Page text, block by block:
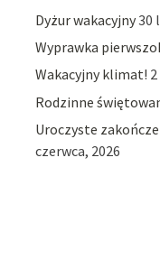
Dyżur wakacyjny30
Wyprawka
Wakacyjny klimat!
Rodzinne
Uroczyste
czerwca, 2026